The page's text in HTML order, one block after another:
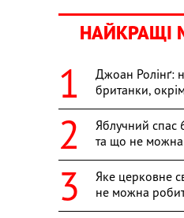
НАЙКРАЩІ
Джоан Ролінґ:
британки,
Яблучний спас
та що не
Яке церковне
не можна